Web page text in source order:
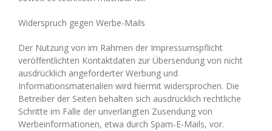
Widerspruch gegen Werbe-Mails
Der Nutzung von im Rahmen der Impressumspflicht
veröffentlichten Kontaktdaten zur Übersendung von nicht
ausdrücklich angeforderter Werbung und
Informationsmaterialien wird hiermit widersprochen. Die
Betreiber der Seiten behalten sich ausdrücklich rechtliche
Schritte im Falle der unverlangten Zusendung von
Werbeinformationen, etwa durch Spam-E-Mails, vor.